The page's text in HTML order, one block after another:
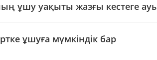
ұшу уақыты жазғы кестеге
ұшуға мүмкіндік бар